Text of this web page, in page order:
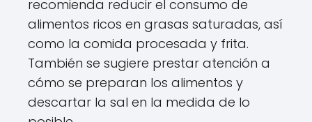
recomienda reducir el consumo de
alimentos ricos en grasas saturadas, así
como la comida procesada y frita.
También se sugiere prestar atención a
cómo se preparan los alimentos y
descartar la sal en la medida de lo